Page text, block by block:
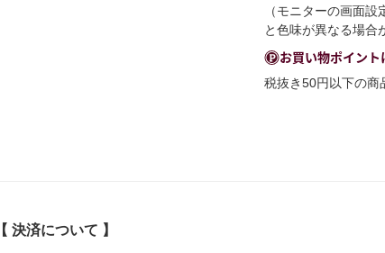
（モニターの画面
と色味が異なる場合
お買い物ポイント
税抜き50円以下の商
【 決済について 】